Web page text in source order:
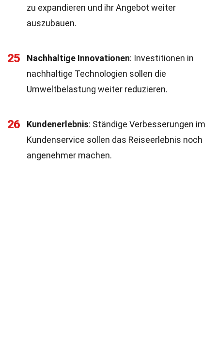
zu expandieren und ihr Angebot weiter
auszubauen.
25 Nachhaltige Innovationen: Investitionen in
nachhaltige Technologien sollen die
Umweltbelastung weiter reduzieren.
26 Kundenerlebnis: Ständige Verbesserungen im
Kundenservice sollen das Reiseerlebnis noch
angenehmer machen.